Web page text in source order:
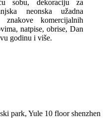
sobu, dekoraciju za
neonska užadna
komercijalnih
natpise, obrise, Dan
godinu i više.
park, Yule 10 floor shenzhen